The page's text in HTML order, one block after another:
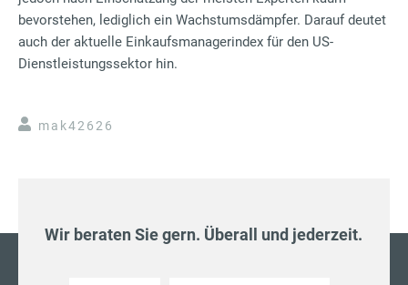
bevorstehen, lediglich ein Wachstumsdämpfer. Darauf deutet
auch der aktuelle Einkaufsmanagerindex für den US-
Dienstleistungssektor hin.
mak42626
Wir beraten Sie gern. Überall und jederzeit.